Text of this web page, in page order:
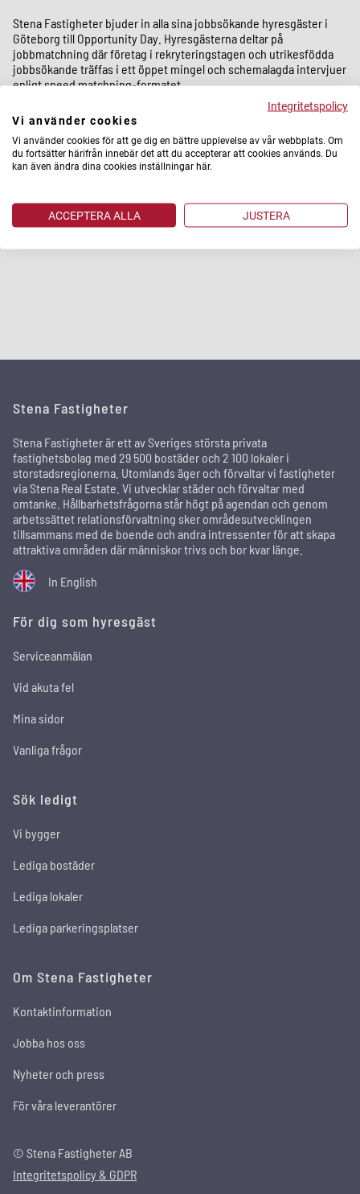
Stena Fastigheter bjuder in alla sina jobbsökande hyresgäster i
Göteborg till Opportunity Day. Hyresgästerna deltar på
jobbmatchning där företag i rekryteringstagen och utrikesfödda
jobbsökande träffas i ett öppet mingel och schemalagda intervjuer
enligt speed matchning-formatet.
- Det här är ett sätt för oss att bidra till att våra hyresgäster som
och mångfald är viktigt för oss när vi utvecklar hållbara, trygga och
trivsamma kvarter, säger Agneta Kores.
Foto: Nova Faham.
Stena Fastigheter
Stena Fastigheter är ett av Sveriges största privata
fastighetsbolag med 29 500 bostäder och 2 100 lokaler i
storstadsregionerna. Utomlands äger och förvaltar vi fastigheter
via Stena Real Estate. Vi utvecklar städer och förvaltar med
omtanke. Hållbarhetsfrågorna står högt på agendan och genom
arbetssättet relationsförvaltning sker områdesutvecklingen
tillsammans med de boende och andra intressenter för att skapa
attraktiva områden där människor trivs och bor kvar länge.
In English
För dig som hyresgäst
Serviceanmälan
Vid akuta fel
Mina sidor
Vanliga frågor
Sök ledigt
Vi bygger
Lediga bostäder
Lediga lokaler
Lediga parkeringsplatser
Om Stena Fastigheter
Kontaktinformation
Jobba hos oss
Nyheter och press
För våra leverantörer
© Stena Fastigheter AB
Integritetspolicy & GDPR
Integritetspolicy
Vi använder cookies
Vi använder cookies för att ge dig en bättre upplevelse av vår webbplats. Om
du fortsätter härifrån innebär det att du accepterar att cookies används. Du
kan även ändra dina cookies inställningar här.
ACCEPTERA ALLA JUSTERA